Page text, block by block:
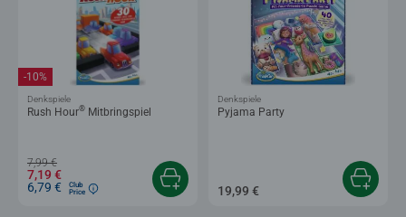
Rush Hour® Mitbringspiel
-10%
Denkspiele
7,99 €
7,19 €
6,79 €
Club
Price
Pyjama Party
Denkspiele
19,99 €